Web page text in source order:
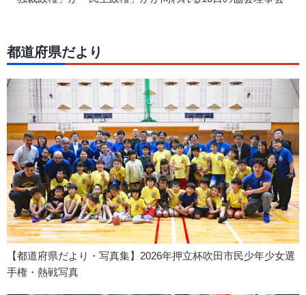
都道府県だより
【都道府県だより・写真集】2026年押立杯吹田市民少年少女選
手権・熱戦写真